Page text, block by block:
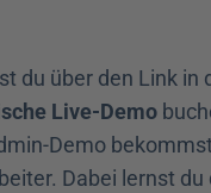
du über den Link in
Live-Demo
Demo
Dabei lernst du